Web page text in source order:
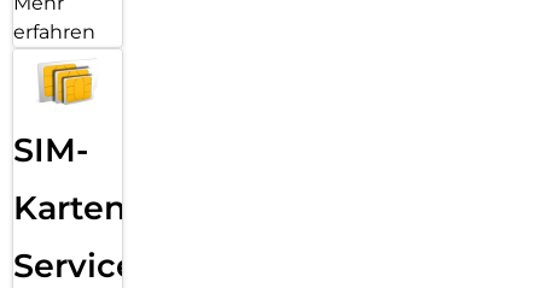
erfahren
SIM-
Karten
Service: